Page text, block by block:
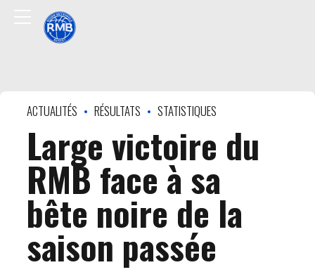
ACTUALITÉS RÉSULTATS STATISTIQUES
Large victoire du
RMB face à sa
bête noire de la
saison passée